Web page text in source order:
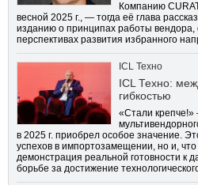
Компанию
весной 2025 г., — тогда её глава
изданию о принципах работы вендора,
перспективах развития избранного
ICL Техно
ICL Техно:
гибкостью
«Стали крепче!»
в 2025 г. приобрел особое значение.
успехов в импортозамещении, но и,
демонстрация реальной готовности к
борьбе за достижение